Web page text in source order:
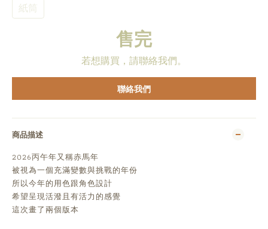
紙筒
售完
若想購買，請聯絡我們。
聯絡我們
商品描述
2026丙午年又稱赤馬年
被視為一個充滿變數與挑戰的年份
所以今年的用色跟角色設計
希望呈現活潑且有活力的感覺
這次畫了兩個版本